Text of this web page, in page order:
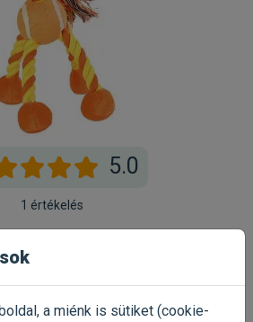
5.0
1 értékelés
0%
a miénk is sütiket (cookie-